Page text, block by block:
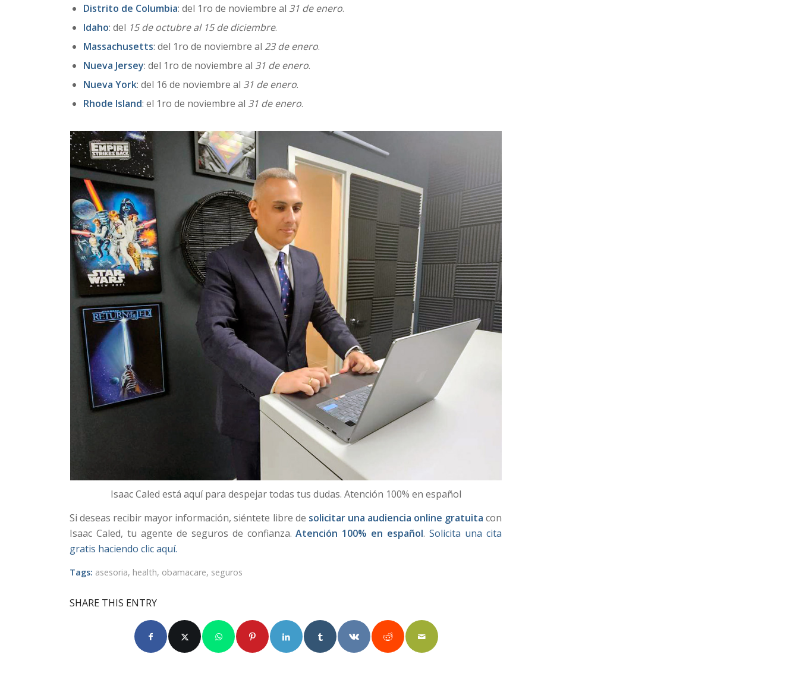
Distrito de Columbia: del 1ro de noviembre al 31 de enero.
Idaho: del 15 de octubre al 15 de diciembre.
Massachusetts: del 1ro de noviembre al 23 de enero.
Nueva Jersey: del 1ro de noviembre al 31 de enero.
Nueva York: del 16 de noviembre al 31 de enero.
Rhode Island: el 1ro de noviembre al 31 de enero.
Isaac Caled está aquí para despejar todas tus dudas. Atención 100% en español
Si deseas recibir mayor información, siéntete libre de solicitar una audiencia online gratuita con
Isaac Caled, tu agente de seguros de confianza.Atención 100% en español.Solicita una cita
gratis haciendo clic aquí.
Tags: asesoria, health, obamacare, seguros
SHARE THIS ENTRY